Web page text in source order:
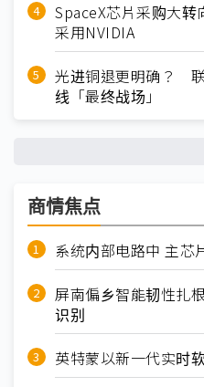
SpaceX芯片采购大
采用NVIDIA
光进铜退更明确？
线「最终战场」
商情焦点
系统内部电路中 主芯
屏南偏乡智能韧性扎
识别
英特蒙以新一代实时